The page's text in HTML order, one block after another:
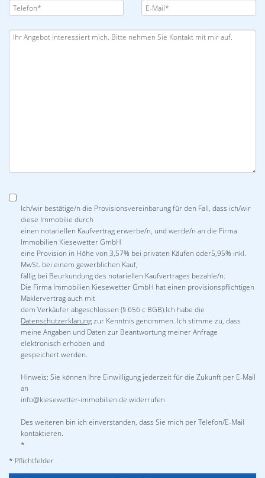
Ich/wir bestätige/n die Provisionsvereinbarung für den Fall, dass ich/wir
diese Immobilie durch
einen notariellen Kaufvertrag erwerbe/n, und werde/n an die Firma
Immobilien Kiesewetter GmbH
eine Provision in Höhe von 3,57% bei privaten Käufen oder5,95% inkl.
MwSt. bei einem gewerblichen Kauf,
fällig bei Beurkundung des notariellen Kaufvertrages bezahle/n.
Die Firma Immobilien Kiesewetter GmbH hat einen provisionspflichtigen
Maklervertrag auch mit
dem Verkäufer abgeschlossen (§ 656 c BGB).Ich habe die
Datenschutzerklärungzur Kenntnis genommen. Ich stimme zu, dass
meine Angaben und Daten zur Beantwortung meiner Anfrage
elektronisch erhoben und
gespeichert werden.
Hinweis: Sie können Ihre Einwilligung jederzeit für die Zukunft per E-Mail
an
info@kiesewetter-immobilien.de widerrufen.
Des weiteren bin ich einverstanden, dass Sie mich per Telefon/E-Mail
kontaktieren.
*
* Pflichtfelder